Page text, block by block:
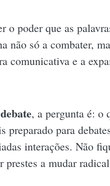
o poder que as
não só a combater,
comunicativa e a
, a pergunta é: o
para
interações. Não
a mudar